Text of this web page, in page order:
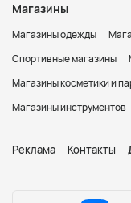
Магазины
Магазины одежды
Спортивные магазины
Магазины косметики и
Магазины инструментов
Реклама Контакты